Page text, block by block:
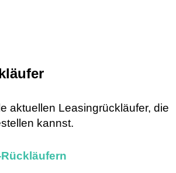
aktuellen Leasingrückläufer, die
kannst.